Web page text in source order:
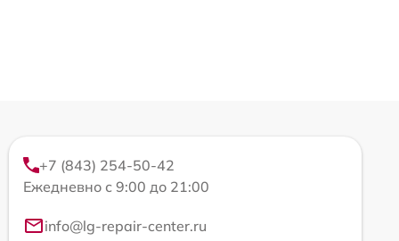
+7 (843) 254-50-42
Ежедневно с 9:00 до 21:00
info@lg-repair-center.ru